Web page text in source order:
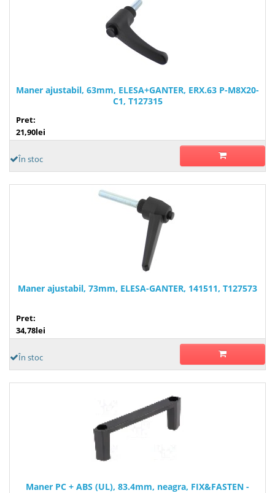
Maner ajustabil, 63mm, ELESA+GANTER, ERX.63 P-M8X20-
C1, T127315
Pret:
21,90lei
În stoc
Maner ajustabil, 73mm, ELESA-GANTER, 141511, T127573
Pret:
34,78lei
În stoc
Maner PC + ABS (UL), 83.4mm, neagra, FIX&FASTEN -